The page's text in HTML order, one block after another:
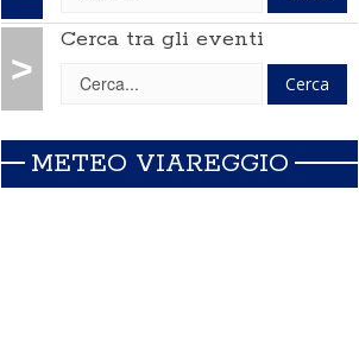
>
Cerca tra gli eventi
METEO VIAREGGIO